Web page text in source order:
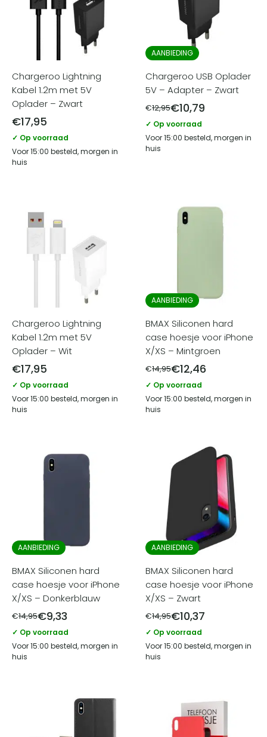
Chargeroo Lightning
Kabel 1.2m met 5V
Oplader – Zwart
€17,95
✓ Op voorraad
Voor 15:00 besteld, morgen in
huis
AANBIEDING
Chargeroo USB Oplader
5V – Adapter – Zwart
€12,95€10,79
✓ Op voorraad
Voor 15:00 besteld, morgen in
huis
Chargeroo Lightning
Kabel 1.2m met 5V
Oplader – Wit
€17,95
✓ Op voorraad
Voor 15:00 besteld, morgen in
huis
AANBIEDING
BMAX Siliconen hard
case hoesje voor iPhone
X/XS – Mintgroen
€14,95€12,46
✓ Op voorraad
Voor 15:00 besteld, morgen in
huis
AANBIEDING
BMAX Siliconen hard
case hoesje voor iPhone
X/XS – Donkerblauw
€14,95€9,33
✓ Op voorraad
Voor 15:00 besteld, morgen in
huis
AANBIEDING
BMAX Siliconen hard
case hoesje voor iPhone
X/XS – Zwart
€14,95€10,37
✓ Op voorraad
Voor 15:00 besteld, morgen in
huis